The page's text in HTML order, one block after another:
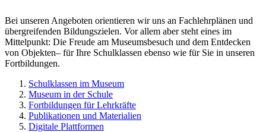
Bei unseren Angeboten orientieren wir uns an Fachlehrplänen und
übergreifenden Bildungszielen. Vor allem aber steht eines im
Mittelpunkt: Die Freude am Museumsbesuch und dem Entdecken
von Objekten– für Ihre Schulklassen ebenso wie für Sie in unseren
Fortbildungen.
Schulklassen im Museum
Museum in der Schule
Fortbildungen für Lehrkräfte
Publikationen und Materialien
Digitale Plattformen